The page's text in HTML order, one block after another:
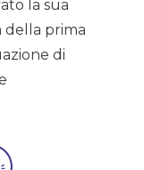
la sua
della prima
di